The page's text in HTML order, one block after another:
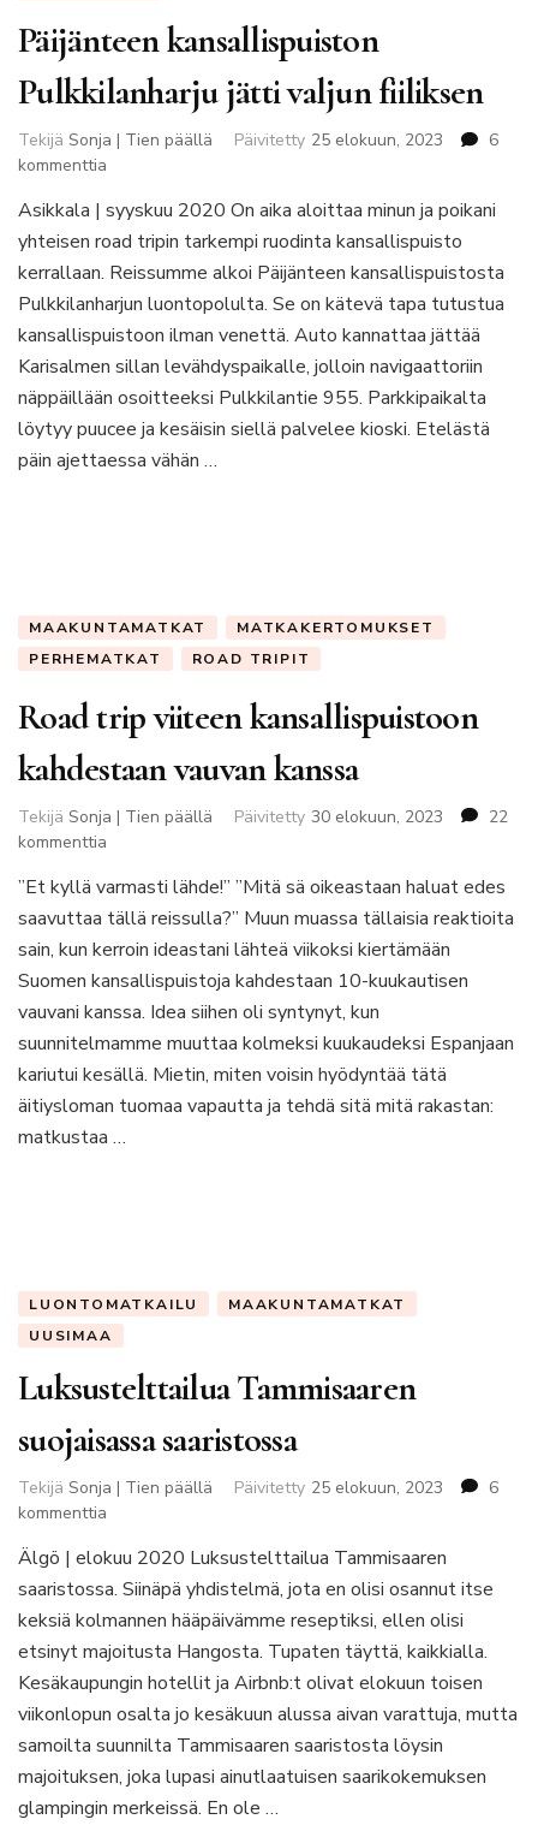
Päijänteen kansallispuiston
Pulkkilanharju jätti valjun fiiliksen
Tekijä Sonja | Tien päällä Päivitetty 25 elokuun, 2023
6
kommenttia
kansallispuiston
Pulkkilanharju
jätti
fiiliksen
Asikkala | syyskuu 2020 On aika aloittaa minun ja poikani
yhteisen road tripin tarkempi ruodinta kansallispuisto
kerrallaan. Reissumme alkoi Päijänteen kansallispuistosta
Pulkkilanharjun luontopolulta. Se on kätevä tapa tutustua
kansallispuistoon ilman venettä. Auto kannattaa jättää
Karisalmen sillan levähdyspaikalle, jolloin navigaattoriin
näppäillään osoitteeksi Pulkkilantie 955. Parkkipaikalta
löytyy puucee ja kesäisin siellä palvelee kioski. Etelästä
päin ajettaessa vähän …
MAAKUNTAMATKAT
MATKAKERTOMUKSET
PERHEMATKAT
ROAD TRIPIT
Road trip viiteen kansallispuistoon
kahdestaan vauvan kanssa
Tekijä Sonja | Tien päällä Päivitetty 30 elokuun, 2023
22
kommenttia
trip
viiteen
kansallispuistoon
vauvan
kanssa
”Et kyllä varmasti lähde!” ”Mitä sä oikeastaan haluat edes
saavuttaa tällä reissulla?” Muun muassa tällaisia reaktioita
sain, kun kerroin ideastani lähteä viikoksi kiertämään
Suomen kansallispuistoja kahdestaan 10-kuukautisen
vauvani kanssa. Idea siihen oli syntynyt, kun
suunnitelmamme muuttaa kolmeksi kuukaudeksi Espanjaan
kariutui kesällä. Mietin, miten voisin hyödyntää tätä
äitiysloman tuomaa vapautta ja tehdä sitä mitä rakastan:
matkustaa …
LUONTOMATKAILU
MAAKUNTAMATKAT
UUSIMAA
Luksustelttailua Tammisaaren
suojaisassa saaristossa
Tekijä Sonja | Tien päällä Päivitetty 25 elokuun, 2023
6
kommenttia
Tammisaaren
suojaisassa
saaristossa
Älgö | elokuu 2020 Luksustelttailua Tammisaaren
saaristossa. Siinäpä yhdistelmä, jota en olisi osannut itse
keksiä kolmannen hääpäivämme reseptiksi, ellen olisi
etsinyt majoitusta Hangosta. Tupaten täyttä, kaikkialla.
Kesäkaupungin hotellit ja Airbnb:t olivat elokuun toisen
viikonlopun osalta jo kesäkuun alussa aivan varattuja, mutta
samoilta suunnilta Tammisaaren saaristosta löysin
majoituksen, joka lupasi ainutlaatuisen saarikokemuksen
glampingin merkeissä. En ole …